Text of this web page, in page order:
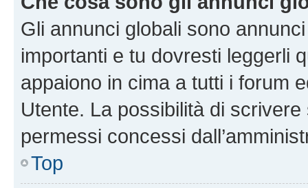
Gli annunci globali sono
importanti e tu dovresti leggerli
appaiono in cima a tutti i forum
Utente. La possibilità di
permessi concessi
Top